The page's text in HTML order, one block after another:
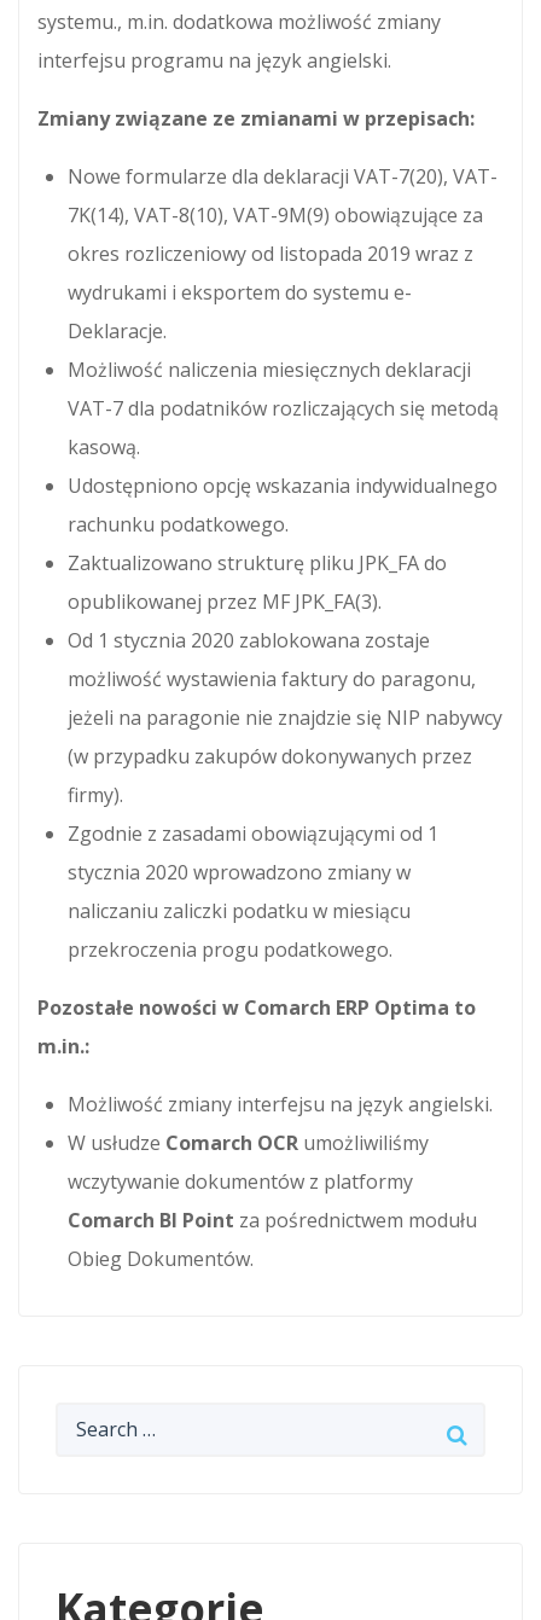
systemu., m.in. dodatkowa możliwość zmiany
interfejsu programu na język angielski.
Zmiany związane ze zmianami w przepisach:
Nowe formularze dla deklaracji VAT-7(20), VAT-
7K(14), VAT-8(10), VAT-9M(9) obowiązujące za
okres rozliczeniowy od listopada 2019 wraz z
wydrukami i eksportem do systemu e-
Deklaracje.
Możliwość naliczenia miesięcznych deklaracji
VAT-7 dla podatników rozliczających się metodą
kasową.
Udostępniono opcję wskazania indywidualnego
rachunku podatkowego.
Zaktualizowano strukturę pliku JPK_FA do
opublikowanej przez MF JPK_FA(3).
Od 1 stycznia 2020 zablokowana zostaje
możliwość wystawienia faktury do paragonu,
jeżeli na paragonie nie znajdzie się NIP nabywcy
(w przypadku zakupów dokonywanych przez
firmy).
Zgodnie z zasadami obowiązującymi od 1
stycznia 2020 wprowadzono zmiany w
naliczaniu zaliczki podatku w miesiącu
przekroczenia progu podatkowego.
Pozostałe nowości w Comarch ERP Optima to
m.in.:
Możliwość zmiany interfejsu na język angielski.
W usłudze Comarch OCR umożliwiliśmy
wczytywanie dokumentów z platformy
Comarch BI Point za pośrednictwem modułu
Obieg Dokumentów.
Kategorie